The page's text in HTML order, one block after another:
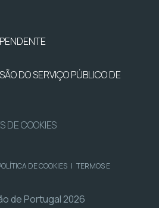
DO SERVIÇO PÚBLICO DE
DE COOKIES
DE COOKIES | TERMOS E
de Portugal 2026